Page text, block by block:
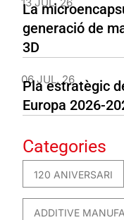
La
generació de
3D
06 JUL. 26
Pla estratègic
Europa 2026-
Categories
120 ANIVERSARI
ADDITIVE